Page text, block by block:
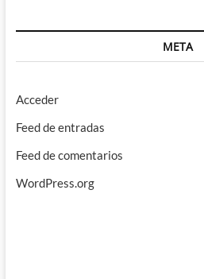
META
Acceder
Feed de entradas
Feed de comentarios
WordPress.org